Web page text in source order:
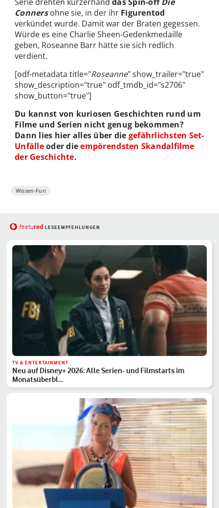
Conners ohne sie, in der ihr Figurentod
verkündet wurde. Damit war der Braten gegessen.
Würde es eine Charlie Sheen-Gedenkmedaille
geben, Roseanne Barr hätte sie sich redlich
verdient.
[odf-metadata title="Roseanne" show_trailer="true"
show_description="true" odf_tmdb_id="s2706"
show_button="true"]
Du kannst von kuriosen Geschichten rund um
Filme und Serien nicht genug bekommen?
Dann lies hier alles über die gefährlichsten Set-
Unfälleoder dieempörendsten Skandalfilme
der Geschichte.
Wissen-Fun
featured LESEEMPFEHLUNGEN
TV & ENTERTAINMENT
Neu auf Disney+ 2026: Alle Serien- und Filmstarts im
Monatsüberbl…